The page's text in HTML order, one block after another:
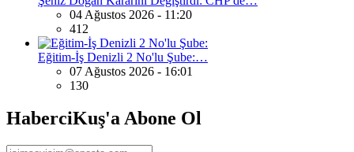
04 Ağustos 2026 - 11:20
412
Eğitim-İş Denizli 2 No'lu Şube:…
07 Ağustos 2026 - 16:01
130
HaberciKuş'a Abone Ol